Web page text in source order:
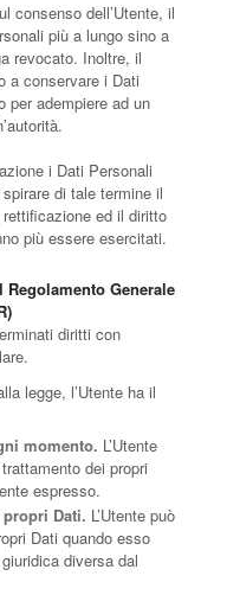
consenso dell’Utente, il
più a lungo sino a
revocato. Inoltre, il
a conservare i Dati
per adempiere ad un
i Dati Personali
di tale termine il
ed il diritto
più essere esercitati.
Generale
diritti con
legge, l’Utente ha il
momento. L’Utente
dei propri
espresso.
Dati. L’Utente può
Dati quando esso
diversa dal